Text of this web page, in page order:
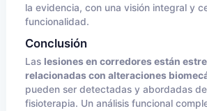
la evidencia, con una visión integral y
funcionalidad.
Conclusión
Las lesiones en corredores están
relacionadas con alteraciones
pueden ser detectadas y abordadas
fisioterapia. Un análisis funcional